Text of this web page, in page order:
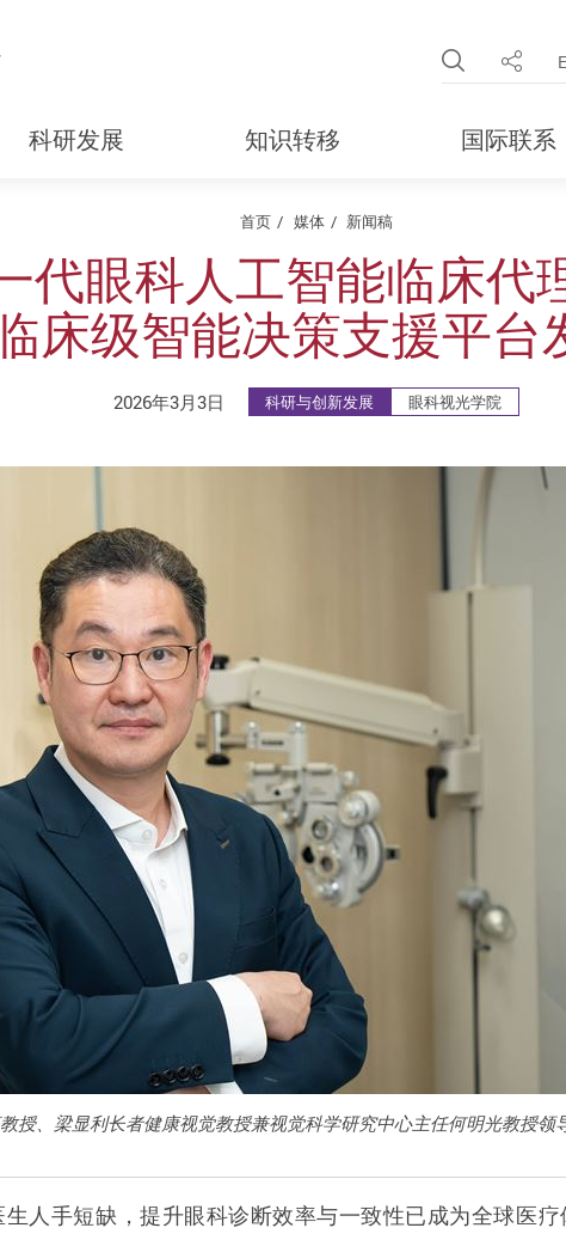
Open
分享
科研发展 知识转移 国际联系
首页 媒体 新闻稿
代眼科人工智能临床代
床级智能决策支援平台
2026年3月3日 科研与创新发展 眼科视光学院
授、梁显利长者健康视觉教授兼视觉科学研究中心主任何明光教授
人手短缺，提升眼科诊断效率与一致性已成为全球医